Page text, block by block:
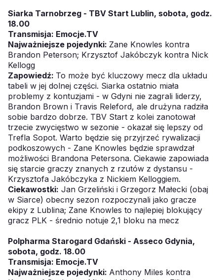
Siarka Tarnobrzeg - TBV Start Lublin, sobota, godz.
18.00
Transmisja: Emocje.TV
Najważniejsze pojedynki: Zane Knowles kontra
Brandon Peterson; Krzysztof Jakóbczyk kontra Nick
Kellogg
Zapowiedź: To może być kluczowy mecz dla układu
tabeli w jej dolnej części. Siarka ostatnio miała
problemy z kontuzjami - w Gdyni nie zagrali liderzy,
Brandon Brown i Travis Releford, ale drużyna radziła
sobie bardzo dobrze. TBV Start z kolei zanotował
trzecie zwycięstwo w sezonie - okazał się lepszy od
Trefla Sopot. Warto będzie się przyjrzeć rywalizacji
podkoszowych - Zane Knowles będzie sprawdzał
możliwości Brandona Petersona. Ciekawie zapowiada
się starcie graczy znanych z rzutów z dystansu -
Krzysztofa Jakóbczyka z Nickiem Kelloggiem.
Ciekawostki: Jan Grzeliński i Grzegorz Małecki (obaj
w Siarce) obecny sezon rozpoczynali jako gracze
ekipy z Lublina; Zane Knowles to najlepiej blokujący
gracz PLK - średnio notuje 2,1 bloku na mecz
Polpharma Starogard Gdański - Asseco Gdynia,
sobota, godz. 18.00
Transmisja: Emocje.TV
Najważniejsze pojedynki: Anthony Miles kontra